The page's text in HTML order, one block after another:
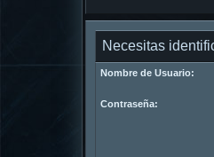
Necesitas
Nombre de Usuario:
Contraseña: